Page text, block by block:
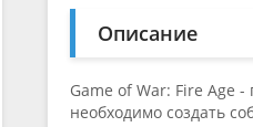
Описание
Game of War: Fire Age
необходимо создать